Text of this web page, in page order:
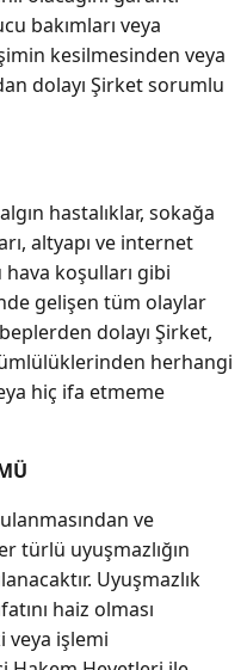
bakımları veya
kesilmesinden veya
dolayı Şirket sorumlu
hastalıklar, sokağa
altyapı ve internet
koşulları gibi
gelişen tüm olaylar
dolayı Şirket,
herhangi
hiç ifa etmeme
ve
türlü uyuşmazlığın
Uyuşmazlık
haiz olması
işlemi